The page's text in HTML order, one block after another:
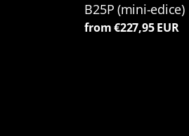
B25P (mini-edice)
from €227,95 EUR